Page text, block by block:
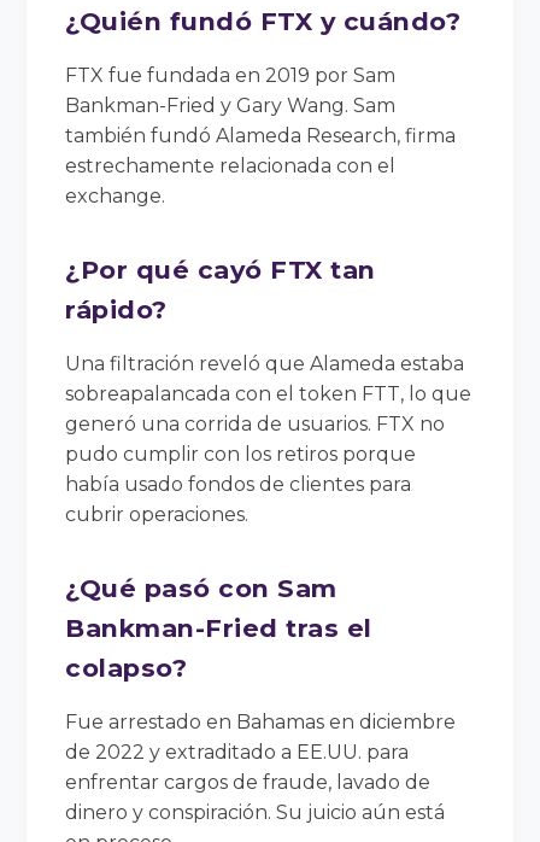
¿Quién fundó FTX y cuándo?
FTX fue fundada en 2019 por Sam
Bankman-Fried y Gary Wang. Sam
también fundó Alameda Research, firma
estrechamente relacionada con el
exchange.
¿Por qué cayó FTX tan
rápido?
Una filtración reveló que Alameda estaba
sobreapalancada con el token FTT, lo que
generó una corrida de usuarios. FTX no
pudo cumplir con los retiros porque
había usado fondos de clientes para
cubrir operaciones.
¿Qué pasó con Sam
Bankman-Fried tras el
colapso?
Fue arrestado en Bahamas en diciembre
de 2022 y extraditado a EE.UU. para
enfrentar cargos de fraude, lavado de
dinero y conspiración. Su juicio aún está